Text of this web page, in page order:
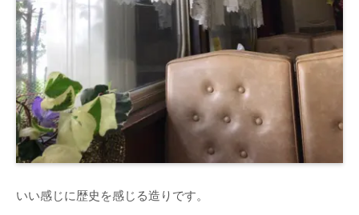
いい感じに歴史を感じる造りです。